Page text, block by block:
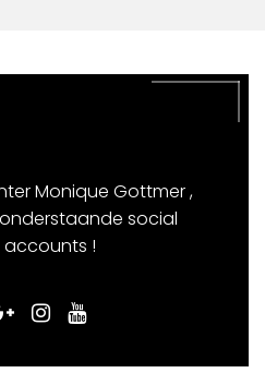
Monique Gottmer ,
social
!